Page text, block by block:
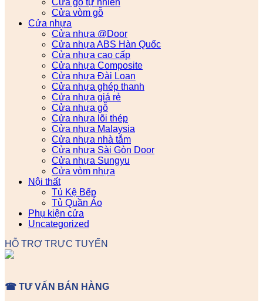
Cửa gỗ tự nhiên
Cửa vòm gỗ
Cửa nhựa
Cửa nhựa @Door
Cửa nhựa ABS Hàn Quốc
Cửa nhựa cao cấp
Cửa nhựa Composite
Cửa nhựa Đài Loan
Cửa nhựa ghép thanh
Cửa nhựa giá rẻ
Cửa nhựa gỗ
Cửa nhựa lõi thép
Cửa nhựa Malaysia
Cửa nhựa nhà tắm
Cửa nhựa Sài Gòn Door
Cửa nhựa Sungyu
Cửa vòm nhựa
Nội thất
Tủ Kệ Bếp
Tủ Quần Áo
Phụ kiện cửa
Uncategorized
HỖ TRỢ TRỰC TUYẾN
☎ TƯ VẤN BÁN HÀNG